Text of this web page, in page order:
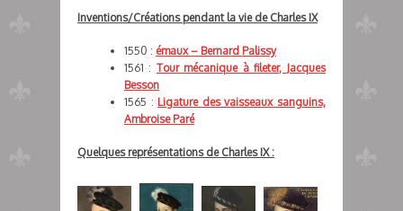
Inventions/Créations pendant la vie de Charles IX
1550 : émaux – Bernard Palissy
1561 : Tour mécanique à fileter, Jacques
Besson
1565 : Ligature des vaisseaux sanguins,
Ambroise Paré
Quelques représentations de Charles IX :